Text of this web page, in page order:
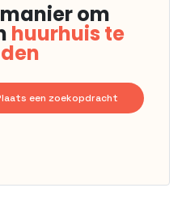
om
huurhuis te
een zoekopdracht